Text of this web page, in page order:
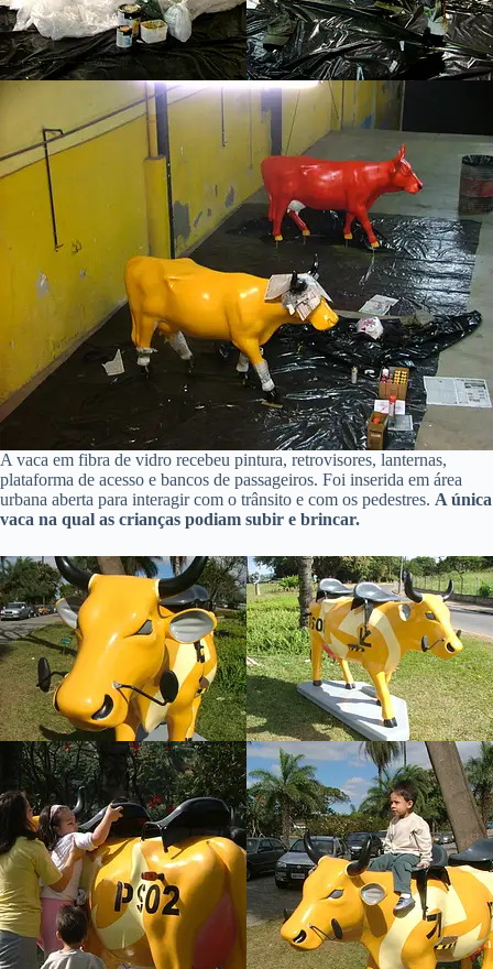
A vaca em fibra de vidro recebeu pintura, retrovisores, lanternas,
plataforma de acesso e bancos de passageiros. Foi inserida em área
urbana aberta para interagir com o trânsito e com os pedestres. A única
vaca na qual as crianças podiam subir e brincar.